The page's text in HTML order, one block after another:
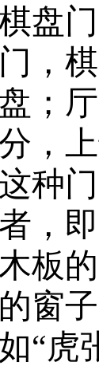
盘
，
；
，
种
，
板
窗
“虎